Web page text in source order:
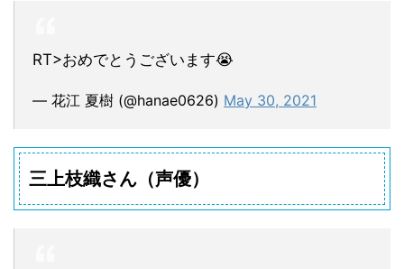
RT>おめでとうございます😭
— 花江 夏樹 (@hanae0626) May 30, 2021
三上枝織さん（声優）